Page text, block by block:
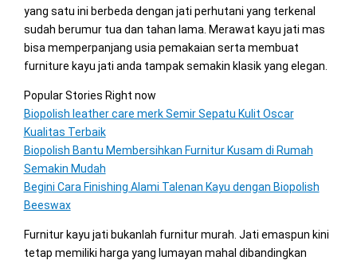
yang satu ini berbeda dengan jati perhutani yang terkenal
sudah berumur tua dan tahan lama. Merawat kayu jati mas
bisa memperpanjang usia pemakaian serta membuat
furniture kayu jati anda tampak semakin klasik yang elegan.
Popular Stories Right now
Biopolish leather care merk Semir Sepatu Kulit Oscar
Kualitas Terbaik
Biopolish Bantu Membersihkan Furnitur Kusam di Rumah
Semakin Mudah
Begini Cara Finishing Alami Talenan Kayu dengan Biopolish
Beeswax
Furnitur kayu jati bukanlah furnitur murah. Jati emaspun kini
tetap memiliki harga yang lumayan mahal dibandingkan